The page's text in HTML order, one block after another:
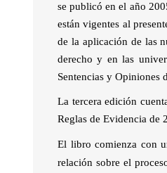
se publicó en el año
están vigentes al
de la aplicación de las
derecho y en las
Sentencias y Opiniones
La tercera edición
Reglas de Evidencia de
El libro comienza con
relación sobre el